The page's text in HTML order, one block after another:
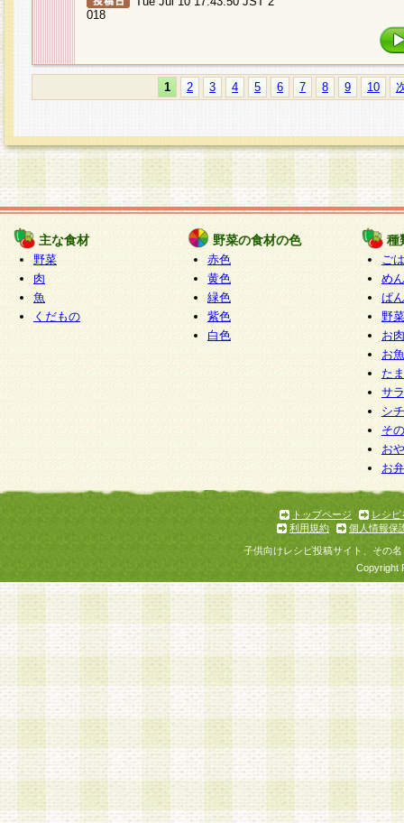
018
1 2 3 4 5 6 7 8 9 10
主な食材
野菜
肉
魚
くだもの
野菜の食材の色
赤色
黄色
緑色
紫色
白色
種
ご
めん
ぱん
野
お
お
た
サ
シ
そ
お
お
トップページ
レシピ
利用規約
個人情報保
子供向けレシピ投稿サイト、その
Copyright